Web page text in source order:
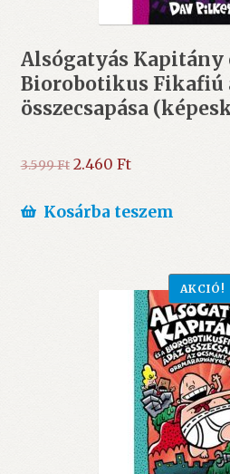
Alsógatyás Kapitány
Biorobotikus Fikafiú
összecsapása
3.599Ft Original
was:
2.460 FtCurrent
is:
Kosárba teszem
AKCIÓ!